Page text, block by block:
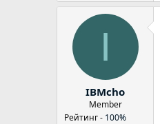
I
IBMcho
Member
Рейтинг - 100%